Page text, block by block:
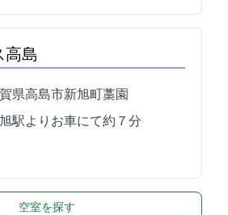
高島
県高島市新旭町藁園336
駅よりお車にて約７分
空室を探す